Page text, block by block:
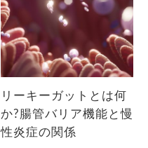
リーキーガットとは何
か?腸管バリア機能と慢
性炎症の関係